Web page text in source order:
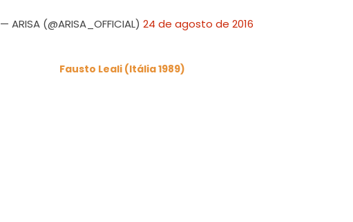
— ARISA (@ARISA_OFFICIAL) 24 de agosto de 2016
Fausto Leali (Itália 1989)